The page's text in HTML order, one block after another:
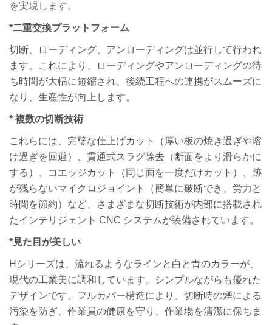
を実現します。
*二重交換プラットフォーム
切断、ローディング、アンローディングは並行して行われ
ます。これにより、ローディングやアンローディングの待
ち時間が大幅に短縮され、後続工程への連携がスムーズに
なり、生産性が向上します。
* 複数の切断技術
これらには、完璧な仕上げカット（厚い板の焼き過ぎや溶
け過ぎを回避）、貫通式スラグ除去（断面をより滑らかに
する）、コエッジカット（同じ面を一度だけカット）、跡
が残らないマイクロジョイント（簡単に破断でき、労力と
時間を節約）など、さまざまな切断技術が内部に搭載され
たインテリジェント CNC システムが装備されています。
*見た目が美しい
Hシリーズは、流れるようなラインと白と青のカラーが、
現代の工業美に調和しています。シンプルながらも優れた
デザインです。フルカバー構造により、切断時の煙による
汚染を防ぎ、作業員の健康を守り、作業場を清潔に保ちま